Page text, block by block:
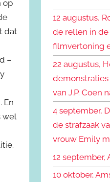
op
dat
–
En
wel
n
a
a
r
:
12 augustus,
de rellen in
filmvertoning
22 augustus,
demonstraties
van J.P. Coen
4 september,
de strafzaak
vrouw Emily
12
10 oktober,